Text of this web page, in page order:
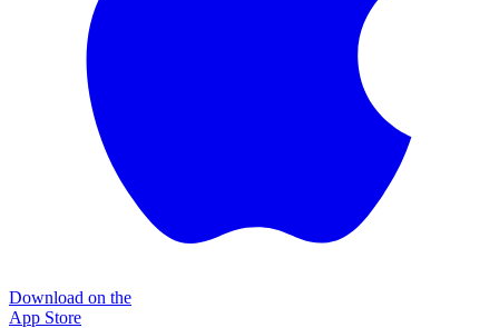
Download on the
App Store